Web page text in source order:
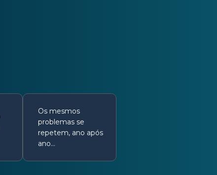
Os mesmos
problemas se
repetem, ano após
ano…